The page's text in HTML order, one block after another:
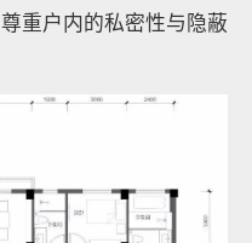
重户内的私密性与隐蔽